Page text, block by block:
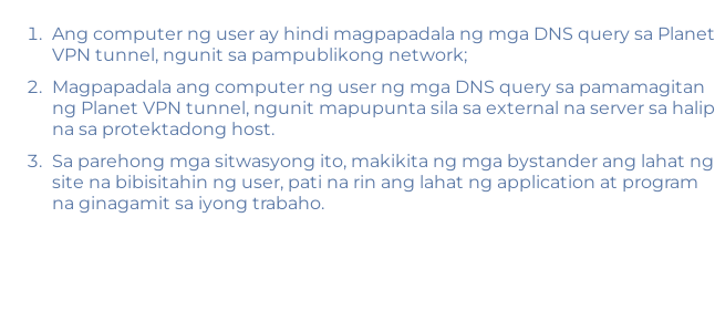
Ang computer ng user ay hindi magpapadala ng mga DNS query sa Planet
VPN tunnel, ngunit sa pampublikong network;
Magpapadala ang computer ng user ng mga DNS query sa pamamagitan
ng Planet VPN tunnel, ngunit mapupunta sila sa external na server sa halip
na sa protektadong host.
Sa parehong mga sitwasyong ito, makikita ng mga bystander ang lahat ng
site na bibisitahin ng user, pati na rin ang lahat ng application at program
na ginagamit sa iyong trabaho.